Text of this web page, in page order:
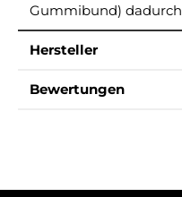
Gummibund)
Hersteller
Bewertungen